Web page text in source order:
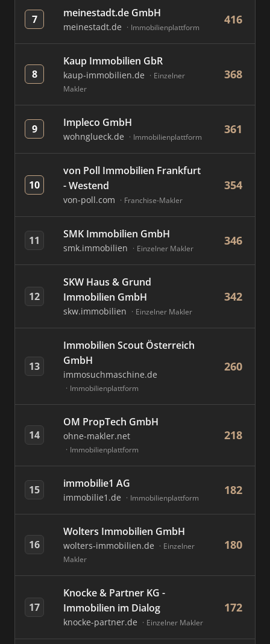
7 meinestadt.de GmbH
meinestadt.de Immobilienplattform
416
8
Kaup Immobilien GbR
kaup-immobilien.de
Einzelner
Makler
368
9 Impleco GmbH
wohnglueck.de Immobilienplattform
361
10
von Poll Immobilien Frankfurt
- Westend
von-poll.com Franchise-Makler
354
11 SMK Immobilien GmbH
smk.immobilien Einzelner Makler
346
12
SKW Haus & Grund
Immobilien GmbH
skw.immobilien Einzelner Makler
342
13
Immobilien Scout Österreich
GmbH
immosuchmaschine.de
Immobilienplattform
260
14
OM PropTech GmbH
ohne-makler.net
Immobilienplattform
218
15 immobilie1 AG
immobilie1.de Immobilienplattform
182
16
Wolters Immobilien GmbH
wolters-immobilien.de
Einzelner
Makler
180
17
Knocke & Partner KG -
Immobilien im Dialog
knocke-partner.de Einzelner Makler
172